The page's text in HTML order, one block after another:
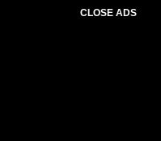
CLOSE ADS